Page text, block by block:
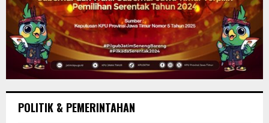
POLITIK & PEMERINTAHAN